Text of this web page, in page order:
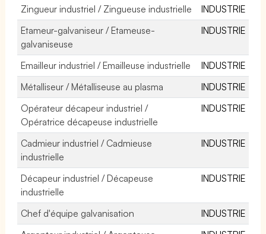
Zingueur industriel / Zingueuse industrielle
INDUSTRIE
Etameur-galvaniseur / Etameuse-
galvaniseuse
INDUSTRIE
Emailleur industriel / Emailleuse industrielle
INDUSTRIE
Métalliseur / Métalliseuse au plasma
INDUSTRIE
Opérateur décapeur industriel /
Opératrice décapeuse industrielle
INDUSTRIE
Cadmieur industriel / Cadmieuse
industrielle
INDUSTRIE
Décapeur industriel / Décapeuse
industrielle
INDUSTRIE
Chef d'équipe galvanisation
INDUSTRIE